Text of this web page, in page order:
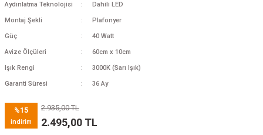
Aydınlatma Teknolojisi Dahili LED
Montaj Şekli Plafonyer
Güç 40 Watt
Avize Ölçüleri 60cm x 10cm
Işık Rengi 3000K (Sarı Işık)
Garanti Süresi 36 Ay
%15
indirim
2.935,00 TL
2.495,00 TL